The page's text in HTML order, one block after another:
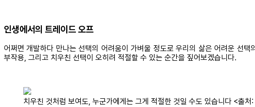
인생에서의 트레이드 오프
어쩌면 개발하다 만나는 선택의 어려움이 가벼울 정도로 우리의 삶은 어려운 선
부작용, 그리고 치우친 선택이 오히려 적절할 수 있는 순간을 짚어보겠습니다.
치우친 것처럼 보여도, 누군가에게는 그게 적절한 것일 수도 있습니다 <